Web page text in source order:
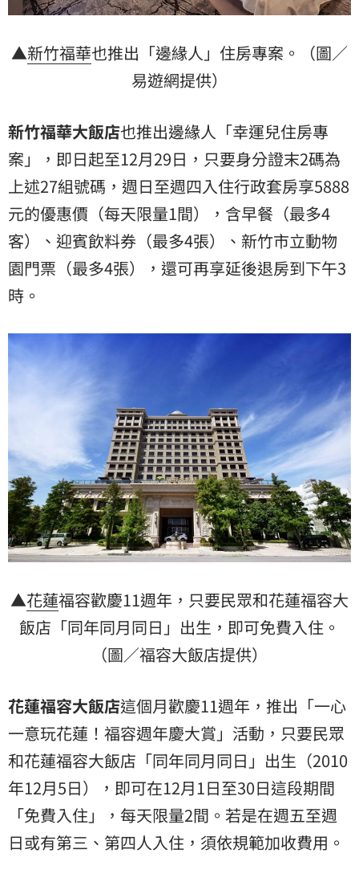
▲新竹福華也推出「邊緣人」住房專案。（圖／
易遊網提供）
新竹福華大飯店也推出邊緣人「幸運兒住房專
案」，即日起至12月29日，只要身分證末2碼為
上述27組號碼，週日至週四入住行政套房享5888
元的優惠價（每天限量1間），含早餐（最多4
客）、迎賓飲料券（最多4張）、新竹市立動物
園門票（最多4張），還可再享延後退房到下午3
時。
▲花蓮福容歡慶11週年，只要民眾和花蓮福容大
飯店「同年同月同日」出生，即可免費入住。
（圖／福容大飯店提供）
花蓮福容大飯店這個月歡慶11週年，推出「一心
一意玩花蓮！福容週年慶大賞」活動，只要民眾
和花蓮福容大飯店「同年同月同日」出生（2010
年12月5日），即可在12月1日至30日這段期間
「免費入住」，每天限量2間。若是在週五至週
日或有第三、第四人入住，須依規範加收費用。